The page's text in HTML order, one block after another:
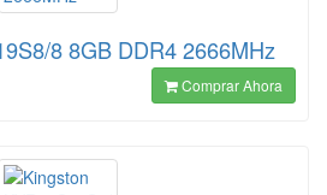
8 8GB DDR4 2666MHz
Comprar Ahora